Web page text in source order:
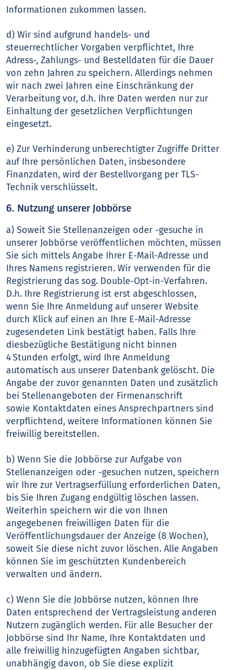
Informationen zukommen lassen.
d) Wir sind aufgrund handels- und
steuerrechtlicher Vorgaben verpflichtet, Ihre
Adress-, Zahlungs- und Bestelldaten für die Dauer
von zehn Jahren zu speichern. Allerdings nehmen
wir nach zwei Jahren eine Einschränkung der
Verarbeitung vor, d.h. Ihre Daten werden nur zur
Einhaltung der gesetzlichen Verpflichtungen
eingesetzt.
e) Zur Verhinderung unberechtigter Zugriffe Dritter
auf Ihre persönlichen Daten, insbesondere
Finanzdaten, wird der Bestellvorgang per TLS-
Technik verschlüsselt.
6. Nutzung unserer Jobbörse
a) Soweit Sie Stellenanzeigen oder -gesuche in
unserer Jobbörse veröffentlichen möchten, müssen
Sie sich mittels Angabe Ihrer E-Mail-Adresse und
Ihres Namens registrieren. Wir verwenden für die
Registrierung das sog. Double-Opt-in-Verfahren.
D.h. Ihre Registrierung ist erst abgeschlossen,
wenn Sie Ihre Anmeldung auf unserer Website
durch Klick auf einen an Ihre E-Mail-Adresse
zugesendeten Link bestätigt haben. Falls Ihre
diesbezügliche Bestätigung nicht binnen
4 Stunden erfolgt, wird Ihre Anmeldung
automatisch aus unserer Datenbank gelöscht. Die
Angabe der zuvor genannten Daten und zusätzlich
bei Stellenangeboten der Firmenanschrift
sowie Kontaktdaten eines Ansprechpartners sind
verpflichtend, weitere Informationen können Sie
freiwillig bereitstellen.
b) Wenn Sie die Jobbörse zur Aufgabe von
Stellenanzeigen oder -gesuchen nutzen, speichern
wir Ihre zur Vertragserfüllung erforderlichen Daten,
bis Sie Ihren Zugang endgültig löschen lassen.
Weiterhin speichern wir die von Ihnen
angegebenen freiwilligen Daten für die
Veröffentlichungsdauer der Anzeige (8 Wochen),
soweit Sie diese nicht zuvor löschen. Alle Angaben
können Sie im geschützten Kundenbereich
verwalten und ändern.
c) Wenn Sie die Jobbörse nutzen, können Ihre
Daten entsprechend der Vertragsleistung anderen
Nutzern zugänglich werden. Für alle Besucher der
Jobbörse sind Ihr Name, Ihre Kontaktdaten und
alle freiwillig hinzugefügten Angaben sichtbar,
unabhängig davon, ob Sie diese explizit